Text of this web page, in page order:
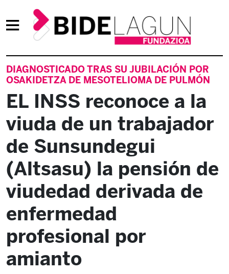
DIAGNOSTICADO TRAS SU JUBILACIÓN POR
OSAKIDETZA DE MESOTELIOMA DE PULMÓN
EL INSS reconoce a la
viuda de un trabajador
de Sunsundegui
(Altsasu) la pensión de
viudedad derivada de
enfermedad
profesional por
amianto